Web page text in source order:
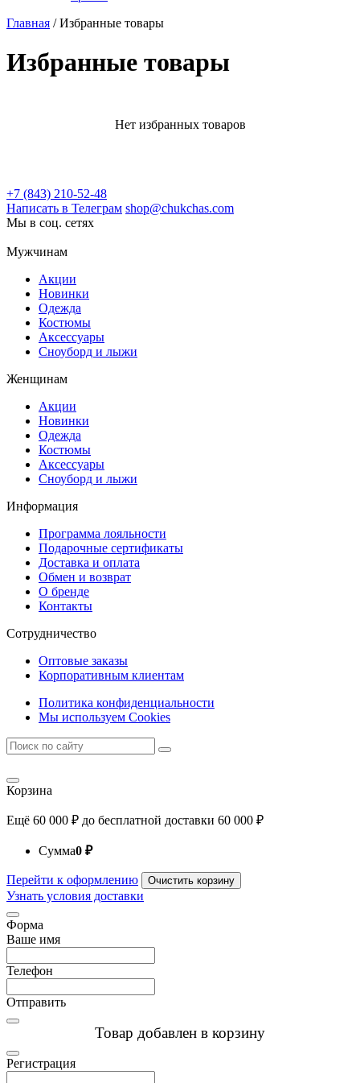
Главная /Избранные товары
Избранные товары
Нет избранных товаров
+7 (843) 210-52-48
Написать в Телеграм shop@chukchas.com
Мы в соц. сетях
Мужчинам
Акции
Новинки
Одежда
Костюмы
Аксессуары
Сноуборд и лыжи
Женщинам
Акции
Новинки
Одежда
Костюмы
Аксессуары
Сноуборд и лыжи
Информация
Программа лояльности
Подарочные сертификаты
Доставка и оплата
Обмен и возврат
О бренде
Контакты
Сотрудничество
Оптовые заказы
Корпоративным клиентам
Политика конфиденциальности
Мы используем Cookies
Корзина
Ещё 60 000 ₽ до бесплатной доставки 60 000 ₽
Сумма0 ₽
Перейти к оформлению Очистить корзину
Узнать условия доставки
Форма
Ваше имя
Телефон
Отправить
Товар добавлен в корзину
Регистрация